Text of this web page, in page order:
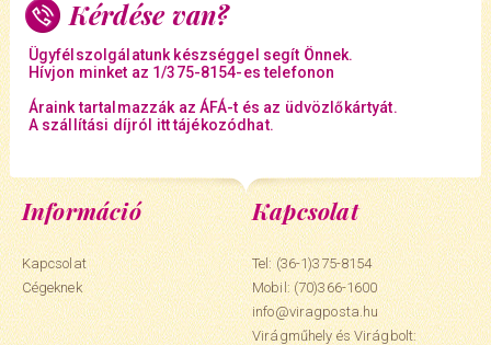
Kérdése van?
Ügyfélszolgálatunk készséggel segít Önnek.
Hívjon minket az 1/375-8154-es telefonon
Áraink tartalmazzák az ÁFÁ-t és az üdvözlőkártyát.
A szállítási díjról itt tájékozódhat.
Információ
Kapcsolat
Cégeknek
Kapcsolat
Tel: (36-1)375-8154
Mobil:(70)366-1600
info@viragposta.hu
Virágműhely és Virágbolt: